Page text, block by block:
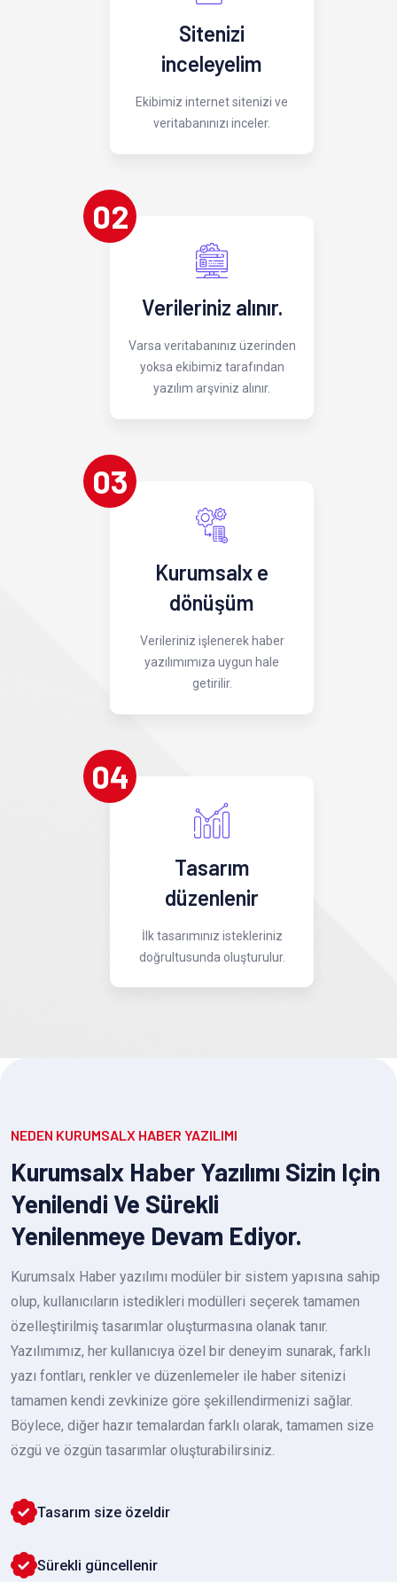
Sitenizi
inceleyelim
Ekibimiz internet sitenizi ve
veritabanınızı inceler.
02
Verileriniz alınır.
Varsa veritabanınız üzerinden
yoksa ekibimiz tarafından
yazılım arşviniz alınır.
03
Kurumsalx e
dönüşüm
Verileriniz işlenerek haber
yazılımımıza uygun hale
getirilir.
04
Tasarım
düzenlenir
İlk tasarımınız istekleriniz
doğrultusunda oluşturulur.
NEDEN KURUMSALX HABER YAZILIMI
Kurumsalx Haber Yazılımı Sizin Için
Yenilendi Ve Sürekli
Yenilenmeye Devam Ediyor.
Kurumsalx Haber yazılımı modüler bir sistem yapısına sahip
olup, kullanıcıların istedikleri modülleri seçerek tamamen
özelleştirilmiş tasarımlar oluşturmasına olanak tanır.
Yazılımımız, her kullanıcıya özel bir deneyim sunarak, farklı
yazı fontları, renkler ve düzenlemeler ile haber sitenizi
tamamen kendi zevkinize göre şekillendirmenizi sağlar.
Böylece, diğer hazır temalardan farklı olarak, tamamen size
özgü ve özgün tasarımlar oluşturabilirsiniz.
Tasarım size özeldir
Sürekli güncellenir